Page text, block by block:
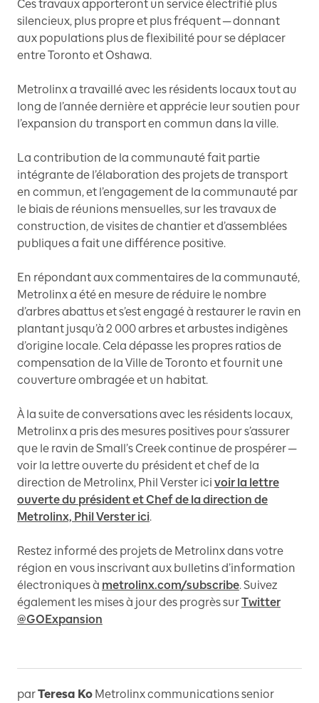
Ces travaux apporteront un service électrifié plus
silencieux, plus propre et plus fréquent ─ donnant
aux populations plus de flexibilité pour se déplacer
entre Toronto et Oshawa.
Metrolinx a travaillé avec les résidents locaux tout au
long de l’année dernière et apprécie leur soutien pour
l’expansion du transport en commun dans la ville.
La contribution de la communauté fait partie
intégrante de l’élaboration des projets de transport
en commun, et l’engagement de la communauté par
le biais de réunions mensuelles, sur les travaux de
construction, de visites de chantier et d’assemblées
publiques a fait une différence positive.
En répondant aux commentaires de la communauté,
Metrolinx a été en mesure de réduire le nombre
d’arbres abattus et s’est engagé à restaurer le ravin en
plantant jusqu’à 2 000 arbres et arbustes indigènes
d’origine locale. Cela dépasse les propres ratios de
compensation de la Ville de Toronto et fournit une
couverture ombragée et un habitat.
À la suite de conversations avec les résidents locaux,
Metrolinx a pris des mesures positives pour s’assurer
que le ravin de Small’s Creek continue de prospérer ─
voir la lettre ouverte du président et chef de la
direction de Metrolinx, Phil Verster ici voir la lettre
ouverte du président et Chef de la direction de
Metrolinx, Phil Verster ici.
Restez informé des projets de Metrolinx dans votre
région en vous inscrivant aux bulletins d’information
électroniques à metrolinx.com/subscribe. Suivez
également les mises à jour des progrès surTwitter
@GOExpansion
parTeresa Ko Metrolinx communications senior